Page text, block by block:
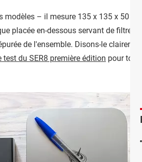
– il mesure 135 x 135 x 50
placée en-dessous servant de filtre à
de l'ensemble. Disons-le
test du SER8 première édition pour